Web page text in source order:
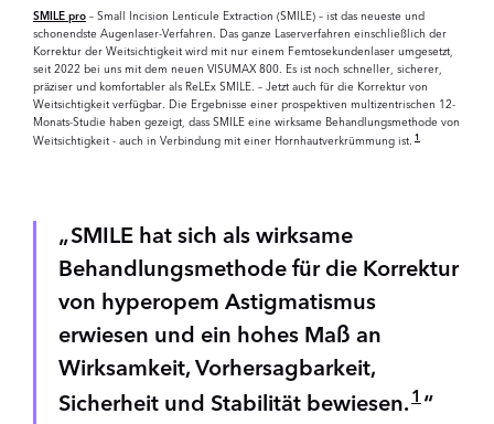
SMILE pro – Small Incision Lenticule Extraction (SMILE) – ist das neueste und
schonendste Augenlaser-Verfahren. Das ganze Laserverfahren einschließlich der
Korrektur der Weitsichtigkeit wird mit nur einem Femtosekundenlaser umgesetzt,
seit 2022 bei uns mit dem neuen VISUMAX 800. Es ist noch schneller, sicherer,
präziser und komfortabler als ReLEx SMILE. – Jetzt auch für die Korrektur von
Weitsichtigkeit verfügbar. Die Ergebnisse einer prospektiven multizentrischen 12-
Monats-Studie haben gezeigt, dass SMILE eine wirksame Behandlungsmethode von
Weitsichtigkeit - auch in Verbindung mit einer Hornhautverkrümmung ist. 1
SMILE hat sich als wirksame
Behandlungsmethode für die Korrektur
von hyperopem Astigmatismus
erwiesen und ein hohes Maß an
Wirksamkeit, Vorhersagbarkeit,
Sicherheit und Stabilität bewiesen. 1